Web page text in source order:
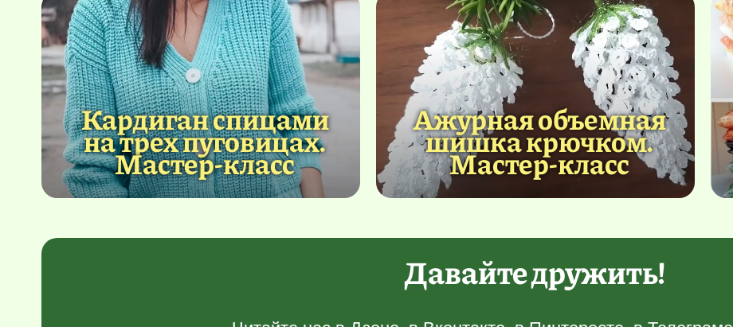
Кардиган спицами
на трех пуговицах.
Мастер-класс
Ажурная объемная
шишка крючком.
Мастер-класс
Давайте дружить!